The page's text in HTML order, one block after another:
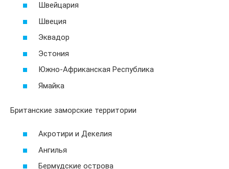
Швейцария
Швеция
Эквадор
Эстония
Южно-Африканская Республика
Ямайка
Британские заморские территории
Акротири и Декелия
Ангилья
Бермудские острова